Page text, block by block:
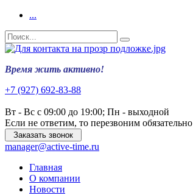
...
Время жить активно!
+7 (927) 692-83-88
Вт - Вс с 09:00 до 19:00; Пн - выходной
Если не ответим, то перезвоним обязательно
Заказать звонок
manager@active-time.ru
Главная
О компании
Новости